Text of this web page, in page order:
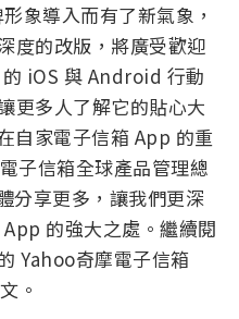
象導入而有了新氣象，
度的改版，將廣受歡迎
iOS 與 Android 行動
更多人了解它的貼心大
自家電子信箱 App 的重
子信箱全球產品管理總
分享更多，讓我們更深
的強大之處。繼續閱
Yahoo奇摩電子信箱
。